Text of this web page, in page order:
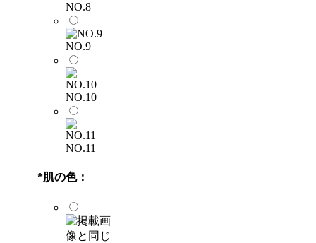
NO.8
NO.9
NO.10
NO.11
*肌の色：